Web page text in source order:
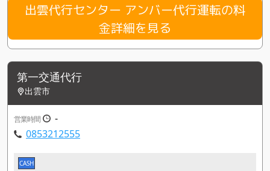
出雲代行センター アンバー代行運転の料
金詳細を見る
第一交通代行
出雲市
営業時間
-
0853212555
CASH